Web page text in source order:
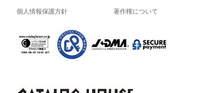
個人情報保護方針 著作権について